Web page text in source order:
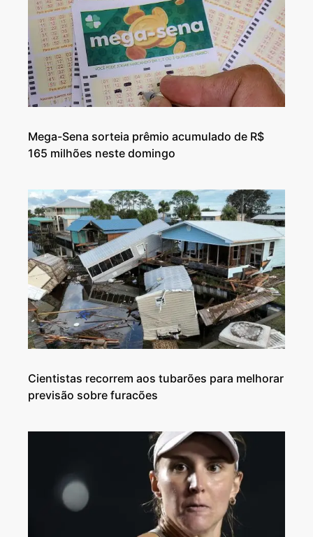
Mega-Sena sorteia prêmio acumulado de R$
165 milhões neste domingo
Cientistas recorrem aos tubarões para melhorar
previsão sobre furacões